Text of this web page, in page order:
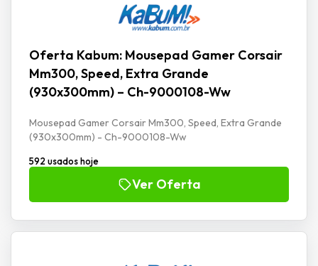
Oferta Kabum: Mousepad Gamer Corsair
Mm300, Speed, Extra Grande
(930x300mm) – Ch-9000108-Ww
Mousepad Gamer Corsair Mm300, Speed, Extra Grande
(930x300mm) - Ch-9000108-Ww
592 usados hoje
Ver Oferta